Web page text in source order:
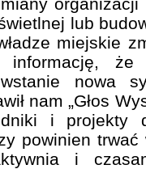
lub
miejskie
informację,
nowa
nam „Głos
i projekty
powinien
i